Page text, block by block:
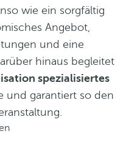
wie ein sorgfältig
Angebot,
und eine
hinaus begleitet
spezialisiertes
und garantiert so den